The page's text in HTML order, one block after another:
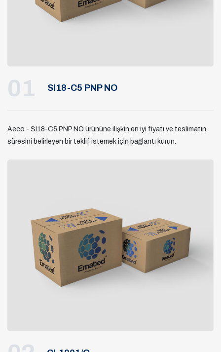
01 SI18-C5 PNP NO
Aeco - SI18-C5 PNP NO ürününe ilişkin en iyi fiyatı ve teslimatın
süresini belirleyen bir teklif istemek için bağlantı kurun.